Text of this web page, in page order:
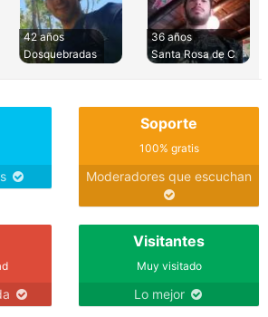
42 años
Dosquebradas
36 años
Santa Rosa de C
Soporte
100% gratis
Moderadores que escuchan
Visitantes
Muy visitado
Lo mejor